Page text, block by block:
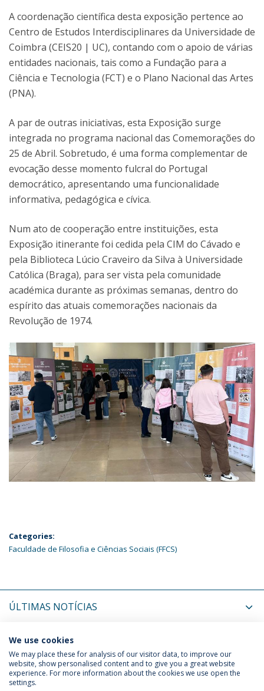
A coordenação científica desta exposição pertence ao
Centro de Estudos Interdisciplinares da Universidade de
Coimbra (CEIS20 | UC), contando com o apoio de várias
entidades nacionais, tais como a Fundação para a
Ciência e Tecnologia (FCT) e o Plano Nacional das Artes
(PNA).
A par de outras iniciativas, esta Exposição surge
integrada no programa nacional das Comemorações do
25 de Abril. Sobretudo, é uma forma complementar de
evocação desse momento fulcral do Portugal
democrático, apresentando uma funcionalidade
informativa, pedagógica e cívica.
Num ato de cooperação entre instituições, esta
Exposição itinerante foi cedida pela CIM do Cávado e
pela Biblioteca Lúcio Craveiro da Silva à Universidade
Católica (Braga), para ser vista pela comunidade
académica durante as próximas semanas, dentro do
espírito das atuais comemorações nacionais da
Revolução de 1974.
Categories:
Faculdade de Filosofia e Ciências Sociais (FFCS)
ÚLTIMAS NOTÍCIAS
PRÓXIMOS EVENTOS
Política de Privacidade
Termos & Condições
We use cookies
We may place these for analysis of our visitor data, to improve our
website, show personalised content and to give you a great website
experience. For more information about the cookies we use open the
settings.